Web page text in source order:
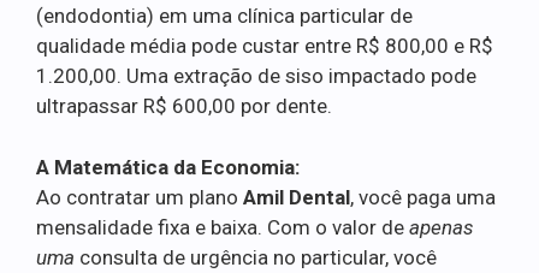
(endodontia) em uma clínica particular de
qualidade média pode custar entre R$ 800,00 e R$
1.200,00. Uma extração de siso impactado pode
ultrapassar R$ 600,00 por dente.
A Matemática da Economia:
Ao contratar um plano Amil Dental, você paga uma
mensalidade fixa e baixa. Com o valor de apenas
uma consulta de urgência no particular, você